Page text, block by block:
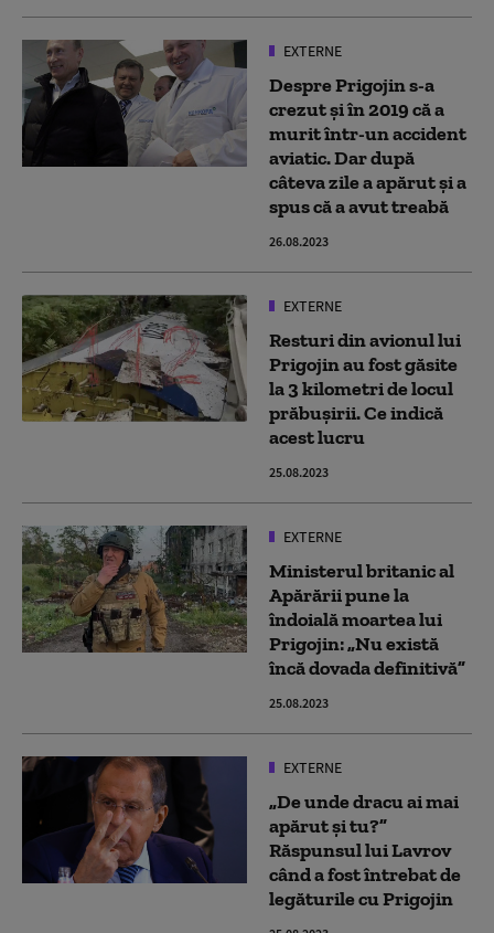
EXTERNE
Despre Prigojin s-a
crezut și în 2019 că a
murit într-un accident
aviatic. Dar după
câteva zile a apărut și a
spus că a avut treabă
26.08.2023
EXTERNE
Resturi din avionul lui
Prigojin au fost găsite
la 3 kilometri de locul
prăbușirii. Ce indică
acest lucru
25.08.2023
EXTERNE
Ministerul britanic al
Apărării pune la
îndoială moartea lui
Prigojin: „Nu există
încă dovada definitivă”
25.08.2023
EXTERNE
„De unde dracu ai mai
apărut și tu?”
Răspunsul lui Lavrov
când a fost întrebat de
legăturile cu Prigojin